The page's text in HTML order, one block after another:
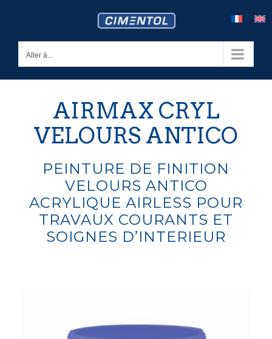
Aller à...
AIRMAX CRYL
VELOURS ANTICO
PEINTURE DE FINITION
VELOURS ANTICO
ACRYLIQUE AIRLESS POUR
TRAVAUX COURANTS ET
SOIGNES D’INTERIEUR